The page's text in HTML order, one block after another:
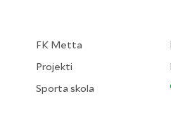
FK Metta
Projekti
Sporta skola